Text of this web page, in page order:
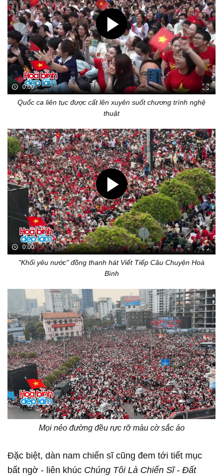
0:00
Quốc ca liên tục được cất lên xuyên suốt chương trình nghệ
thuật
0:00
"Khối yêu nước" đồng thanh hát Viết Tiếp Câu Chuyện Hoà
Bình
Mọi nẻo đường đều rực rỡ màu cờ sắc áo
Đặc biệt, dàn nam chiến sĩ cũng đem tới tiết mục
bất ngờ - liên khúc Chúng Tôi Là Chiến Sĩ - Đất